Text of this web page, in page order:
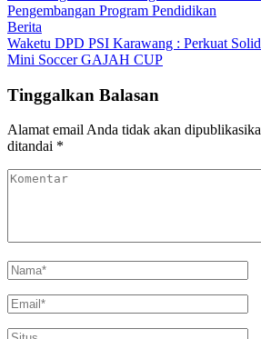
Pengembangan Program Pendidikan
Berita
Waketu DPD PSI Karawang : Perkuat
Mini Soccer GAJAH CUP
Tinggalkan Balasan
Alamat email Anda tidak akan
ditandai *